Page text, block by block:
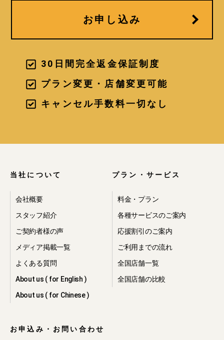
お申し込み
30日間完全返金保証制度
プラン変更・店舗変更可能
キャンセル手数料一切なし
当社について
会社概要
スタッフ紹介
ご契約者様の声
メディア掲載一覧
よくある質問
About us ( for English )
About us ( for Chinese )
プラン・サービス
料金・プラン
各種サービスのご案内
応援割引のご案内
ご利用までの流れ
全国店舗一覧
全国店舗の比較
お申込み・お問い合わせ